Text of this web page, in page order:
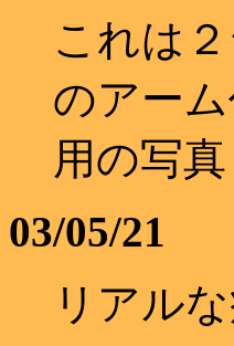
これは
のアー
用の写
03/05/21
リアル